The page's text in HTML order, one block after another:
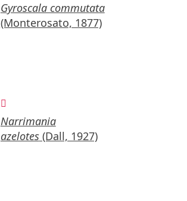
Gyroscala commutata
(Monterosato, 1877)
Narrimania
azelotes(Dall, 1927)